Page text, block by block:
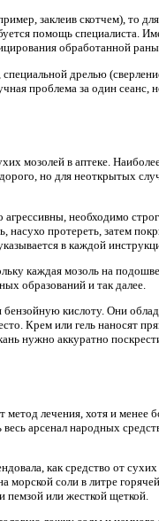
заклеив скотчем), то
помощь специалиста.
обработанной
дрелью
проблема за один сеанс,
мозолей в аптеке.
но для неоткрытых
необходимо
протереть, затем
в каждой
каждая мозоль на
образований и так далее.
бензойную кислоту. Они
Крем или гель наносят
нужно аккуратно
лечения, хотя и менее
арсенал народных
как средство от
морской соли в литре
пемзой или жесткой щеткой.